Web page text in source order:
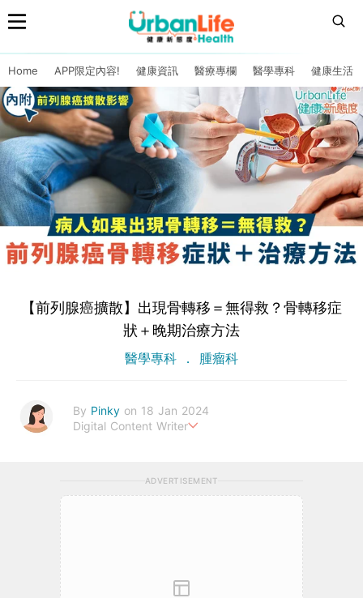
Home APP限定內容! 健康資訊 醫療專欄 醫學專科 健康生活
【前列腺癌擴散】出現骨轉移＝無得救？骨轉移症
狀＋晚期治療方法
醫學專科 腫瘤科
By Pinky on 18 Jan 2024
Digital Content Writer
ADVERTISEMENT